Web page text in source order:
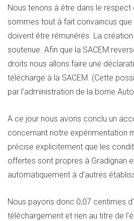
Nous tenons à être dans le respect
sommes tout à fait convaincus que
doivent être rémunérés. La
soutenue. Afin que la SACEM
droits nous allons faire une
téléchargé à la SACEM. (Cette
par l’administration de la borne
A ce jour nous avons conclu un
concernant notre expérimentation
précise explicitement que les
offertes sont propres à Gradignan
automatiquement à d’autres
Nous payons donc 0,07 centimes
téléchargement et rien au titre de